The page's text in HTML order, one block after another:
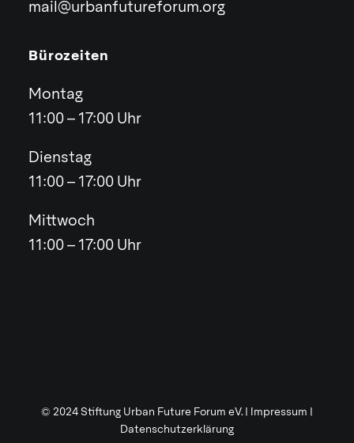
mail@urbanfutureforum.org
Bürozeiten
Montag
11:00 – 17:00 Uhr
Dienstag
11:00 – 17:00 Uhr
Mittwoch
11:00 – 17:00 Uhr
© 2024 Stiftung Urban Future Forum eV. | Impressum
Datenschutzerklärung